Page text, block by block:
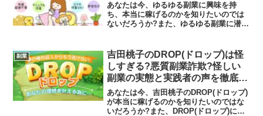
あなたは今、ゆるゆる副業に興味を持
ち、本当に稼げるのかを知りたいのでは
ないだろうか?また、ゆるゆる副業に潜む
すすめできません。今回はその理由につ
いて解説したいと思います...
副業
吉田桃子のDROP(ドロップ)は怪
しすぎる?悪質副業詐欺?怪しい
副業の実態と実践者の声を徹底調
査！
あなたは今、吉田桃子のDROP(ドロップ)
が本当に稼げるのかを知りたいのではな
いだろうか?また、DROP(ドロップ)に潜